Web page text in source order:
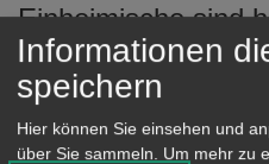
Einheimische sind
eine Voranmeldung
erforderlich.
Kostenbeitrag:
Informationen
speichern
Hier können Sie einsehen und
über Sie sammeln.
Um mehr zu